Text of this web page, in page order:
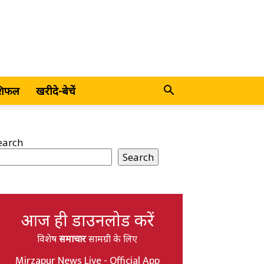
खरीदे-बेचें
Search
आज ही डाउनलोड करें
विशेषसमाचारसामग्री के लिए